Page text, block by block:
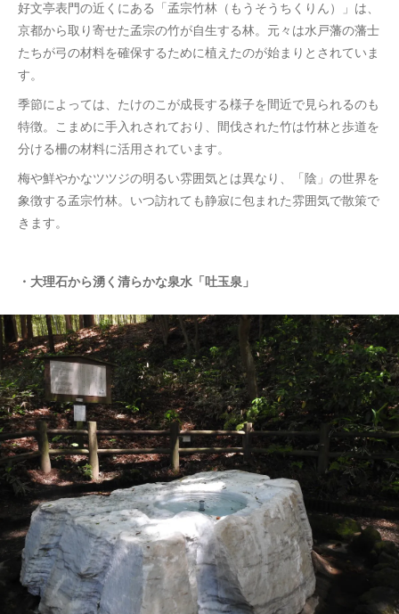
好文亭表門の近くにある「孟宗竹林（もうそうちくりん）」は、
京都から取り寄せた孟宗の竹が自生する林。元々は水戸藩の藩士
たちが弓の材料を確保するために植えたのが始まりとされていま
す。
季節によっては、たけのこが成長する様子を間近で見られるのも
特徴。こまめに手入れされており、間伐された竹は竹林と歩道を
分ける柵の材料に活用されています。
梅や鮮やかなツツジの明るい雰囲気とは異なり、「陰」の世界を
象徴する孟宗竹林。いつ訪れても静寂に包まれた雰囲気で散策で
きます。
・大理石から湧く清らかな泉水「吐玉泉」